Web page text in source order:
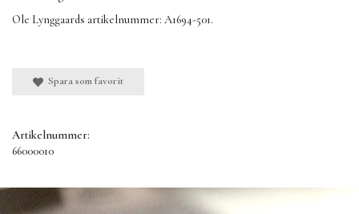
Ole Lynggaards artikelnummer: A1694-501.
Spara som favorit
Artikelnummer:
66000010